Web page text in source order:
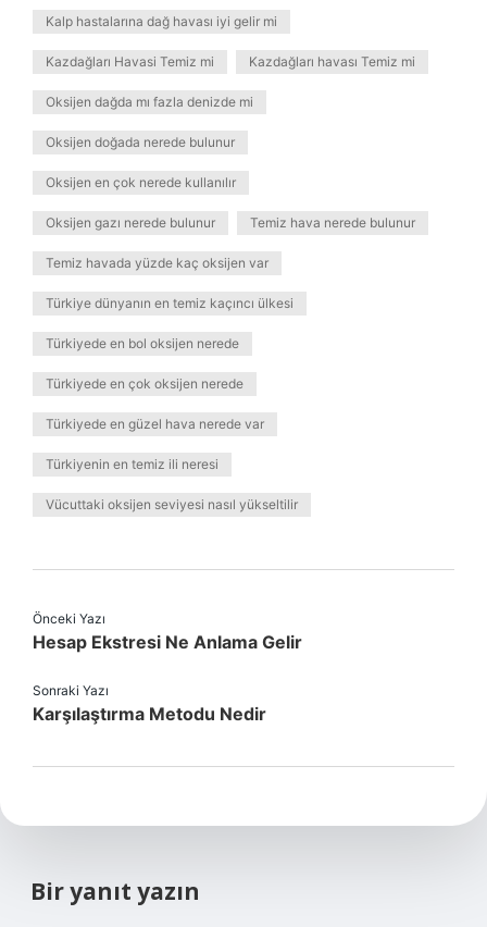
Kalp hastalarına dağ havası iyi gelir mi
Kazdağları Havasi Temiz mi Kazdağları havası Temiz mi
Oksijen dağda mı fazla denizde mi
Oksijen doğada nerede bulunur
Oksijen en çok nerede kullanılır
Oksijen gazı nerede bulunur Temiz hava nerede bulunur
Temiz havada yüzde kaç oksijen var
Türkiye dünyanın en temiz kaçıncı ülkesi
Türkiyede en bol oksijen nerede
Türkiyede en çok oksijen nerede
Türkiyede en güzel hava nerede var
Türkiyenin en temiz ili neresi
Vücuttaki oksijen seviyesi nasıl yükseltilir
Önceki Yazı
Hesap Ekstresi Ne Anlama Gelir
Sonraki Yazı
Karşılaştırma Metodu Nedir
Bir yanıt yazın